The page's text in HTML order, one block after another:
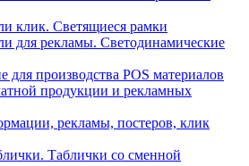
клик. Светящиеся рамки
для рекламы. Светодинамические
производства POS материалов
продукции и рекламных
рекламы, постеров, клик
Таблички со сменной